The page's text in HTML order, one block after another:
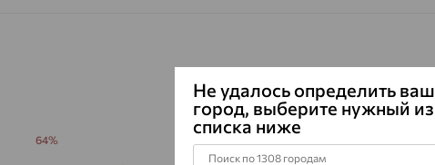
64%
Не удалось определить ваш
город, выберите нужный из
списка ниже